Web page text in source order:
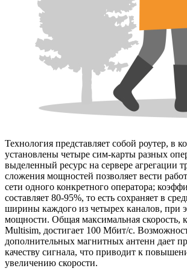
Технология представляет собой роутер, в
установлены четыре сим-карты разных
выделенный ресурс на сервере агрегации
сложения мощностей позволяет вести
сети одного конкретного оператора;
составляет 80-95%, то есть сохраняет в
ширины каждого из четырех каналов, при
мощности. Общая максимальная скорость,
Multisim, достигает 100 Мбит/с.
дополнительных магнитных антенн дает
качеству сигнала, что приводит к
увеличению скорости.